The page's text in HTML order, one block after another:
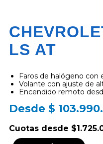
LS AT
Faros de halógeno con
Volante con ajuste de
Encendido remoto
Desde $
Cuotas desde